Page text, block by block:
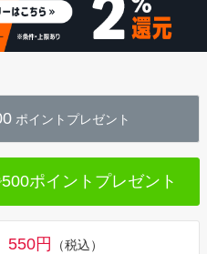
ポイントプレゼント
500ポイントプレゼント
550円 （税込）